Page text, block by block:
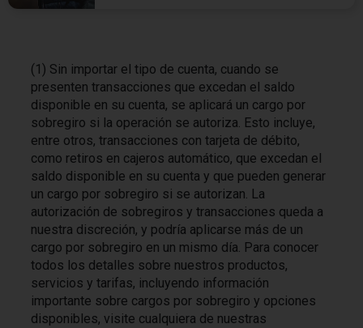
(1) Sin importar el tipo de cuenta, cuando se
presenten transacciones que excedan el saldo
disponible en su cuenta, se aplicará un cargo por
sobregiro si la operación se autoriza. Esto incluye,
entre otros, transacciones con tarjeta de débito,
como retiros en cajeros automático, que excedan el
saldo disponible en su cuenta y que pueden generar
un cargo por sobregiro si se autorizan. La
autorización de sobregiros y transacciones queda a
nuestra discreción, y podría aplicarse más de un
cargo por sobregiro en un mismo día. Para conocer
todos los detalles sobre nuestros productos,
servicios y tarifas, incluyendo información
importante sobre cargos por sobregiro y opciones
disponibles, visite cualquiera de nuestras